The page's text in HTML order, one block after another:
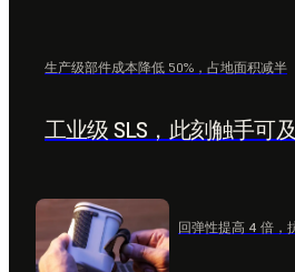
生产级部件成本降低 50%，占地面积减半
工业级 SLS，此刻触手可及